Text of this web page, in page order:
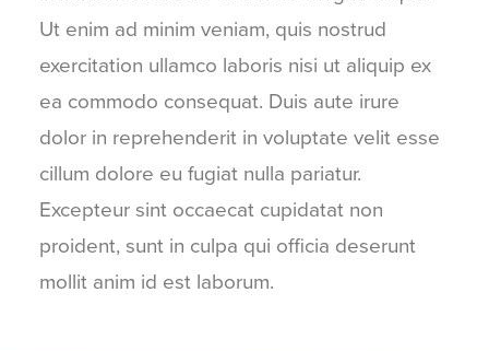
Ut enim ad minim veniam, quis nostrud
exercitation ullamco laboris nisi ut aliquip ex
ea commodo consequat. Duis aute irure
dolor in reprehenderit in voluptate velit esse
cillum dolore eu fugiat nulla pariatur.
Excepteur sint occaecat cupidatat non
proident, sunt in culpa qui officia deserunt
mollit anim id est laborum.